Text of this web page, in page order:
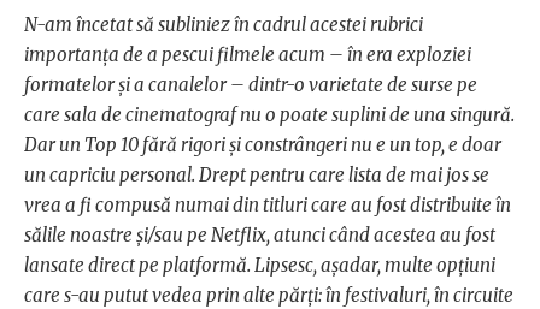
N-am încetat să subliniez în cadrul acestei rubrici
importanța de a pescui filmele acum – în era exploziei
formatelor și a canalelor – dintr-o varietate de surse pe
care sala de cinematograf nu o poate suplini de una singură.
Dar un Top 10 fără rigori și constrângeri nu e un top, e doar
un capriciu personal. Drept pentru care lista de mai jos se
vrea a fi compusă numai din titluri care au fost distribuite în
sălile noastre și/sau pe Netflix, atunci când acestea au fost
lansate direct pe platformă. Lipsesc, așadar, multe opțiuni
care s-au putut vedea prin alte părți: în festivaluri, în circuite